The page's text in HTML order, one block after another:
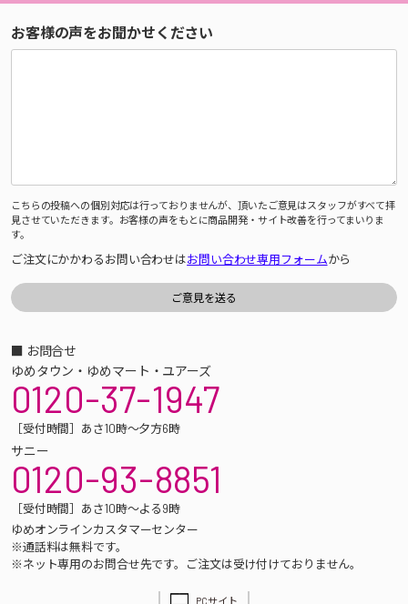
お客様の声をお聞かせください
こちらの投稿への個別対応は行っておりませんが、頂いたご意見はスタッフがすべて拝
見させていただきます。お客様の声をもとに商品開発・サイト改善を行ってまいりま
す。
ご注文にかかわるお問い合わせはお問い合わせ専用フォームから
■ お問合せ
ゆめタウン・ゆめマート・ユアーズ
0120-37-1947
［受付時間］あさ10時～夕方6時
サニー
0120-93-8851
［受付時間］あさ10時～よる9時
ゆめオンラインカスタマーセンター
※通話料は無料です。
※ネット専用のお問合せ先です。ご注文は受け付けておりません。
PCサイト